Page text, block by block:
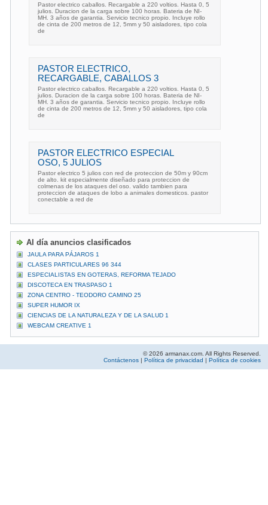
Pastor electrico caballos. Recargable a 220 voltios. Hasta 0, 5
julios. Duracion de la carga sobre 100 horas. Bateria de NI-
MH. 3 años de garantia. Servicio tecnico propio. Incluye rollo
de cinta de 200 metros de 12, 5mm y 50 aisladores, tipo cola
de
PASTOR ELECTRICO,
RECARGABLE, CABALLOS 3
Pastor electrico caballos. Recargable a 220 voltios. Hasta 0, 5
julios. Duracion de la carga sobre 100 horas. Bateria de NI-
MH. 3 años de garantia. Servicio tecnico propio. Incluye rollo
de cinta de 200 metros de 12, 5mm y 50 aisladores, tipo cola
de
PASTOR ELECTRICO ESPECIAL
OSO, 5 JULIOS
Pastor electrico 5 julios con red de proteccion de 50m y 90cm
de alto. kit especialmente diseñado para proteccion de
colmenas de los ataques del oso. valido tambien para
proteccion de ataques de lobo a animales domesticos. pastor
conectable a red de
Al día anuncios clasificados
JAULA PARA PÁJAROS 1
CLASES PARTICULARES 96 344
ESPECIALISTAS EN GOTERAS, REFORMA TEJADO
DISCOTECA EN TRASPASO 1
ZONA CENTRO - TEODORO CAMINO 25
SUPER HUMOR IX
CIENCIAS DE LA NATURALEZA Y DE LA SALUD 1
WEBCAM CREATIVE 1
© 2026 armanax.com. All Rights Reserved.
Contáctenos | Política de privacidad | Política de cookies